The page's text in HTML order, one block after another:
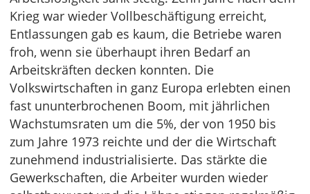
Krieg war wieder Vollbeschäftigung erreicht,
Entlassungen gab es kaum, die Betriebe waren
froh, wenn sie überhaupt ihren Bedarf an
Arbeitskräften decken konnten. Die
Volkswirtschaften in ganz Europa erlebten einen
fast ununterbrochenen Boom, mit jährlichen
Wachstumsraten um die 5%, der von 1950 bis
zum Jahre 1973 reichte und der die Wirtschaft
zunehmend industrialisierte. Das stärkte die
Gewerkschaften, die Arbeiter wurden wieder